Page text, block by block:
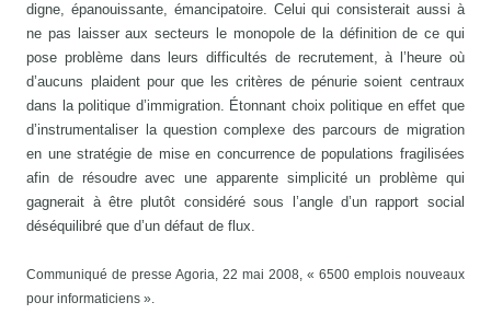
digne, épanouissante, émancipatoire. Celui qui consisterait aussi à
ne pas laisser aux secteurs le monopole de la définition de ce qui
pose problème dans leurs difficultés de recrutement, à l’heure où
d’aucuns plaident pour que les critères de pénurie soient centraux
dans la politique d’immigration. Étonnant choix politique en effet que
d’instrumentaliser la question complexe des parcours de migration
en une stratégie de mise en concurrence de populations fragilisées
afin de résoudre avec une apparente simplicité un problème qui
gagnerait à être plutôt considéré sous l’angle d’un rapport social
déséquilibré que d’un défaut de flux.
Communiqué de presse Agoria, 22 mai 2008, « 6500 emplois nouveaux
pour informaticiens ».